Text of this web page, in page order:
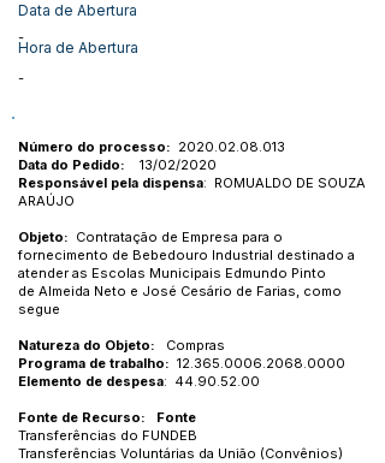
Data de Abertura
-
Hora de Abertura
-
Número do processo: 2020.02.08.013
Data do Pedido: 13/02/2020
Responsável pela dispensa: ROMUALDO DE SOUZA
ARAÚJO
Objeto: Contratação de Empresa para o
fornecimento de Bebedouro Industrial destinado a
atender as Escolas Municipais Edmundo Pinto
de Almeida Neto e José Cesário de Farias, como
segue
Natureza do Objeto: Compras
Programa de trabalho: 12.365.0006.2068.0000
Elemento de despesa: 44.90.52.00
Fonte de Recurso: Fonte
Transferências do FUNDEB
Transferências Voluntárias da União (Convênios)